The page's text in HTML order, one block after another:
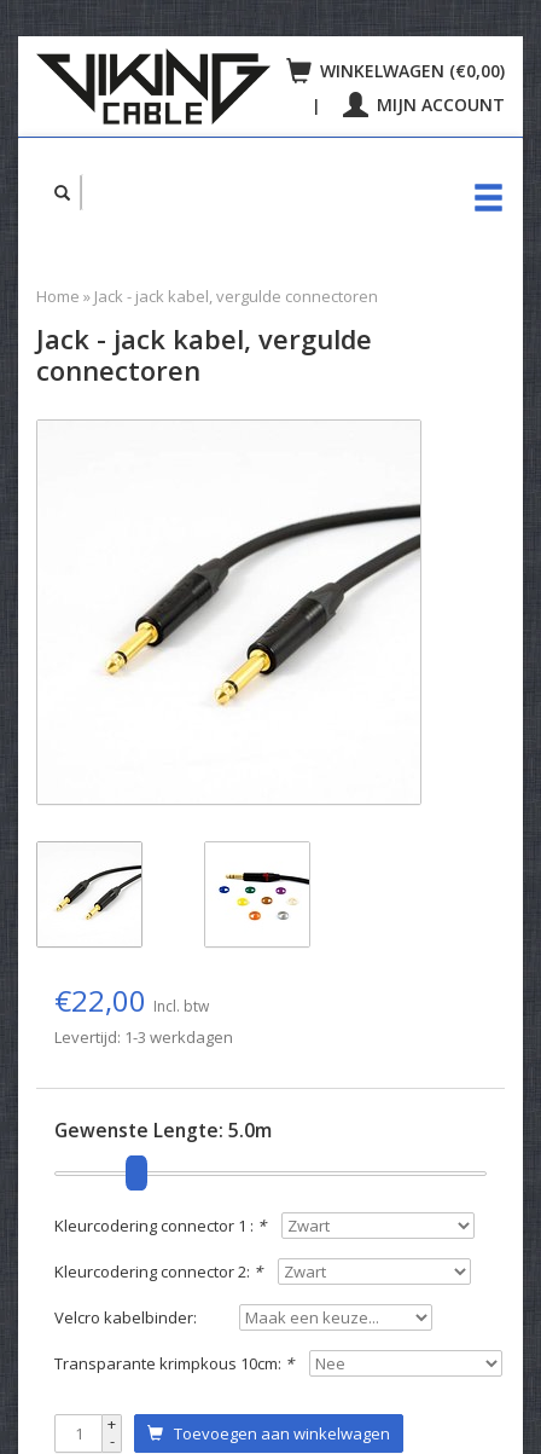
WINKELWAGEN (€0,00)
| MIJN ACCOUNT
Home » Jack - jack kabel, vergulde connectoren
Jack - jack kabel, vergulde
connectoren
€22,00 Incl. btw
Levertijd: 1-3 werkdagen
Gewenste Lengte: 5.0m
Kleurcodering connector 1 : *
Kleurcodering connector 2: *
Velcro kabelbinder:
Transparante krimpkous 10cm: *
+
- Toevoegen aan winkelwagen